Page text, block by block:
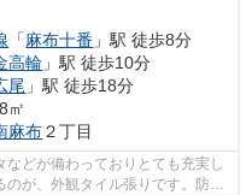
「麻布十番 」駅 徒歩8分
高輪 」駅 徒歩10分
尾 」駅 徒歩18分
㎡
麻布２丁目
どが備わっておりとても充実し
が、外観タイル張りです。防犯